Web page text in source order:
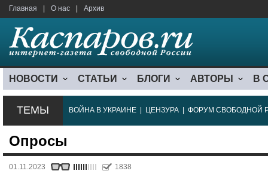
Главная О нас Архив
НОВОСТИ СТАТЬИ БЛОГИ АВТОРЫ В
ТЕМЫ ВОЙНА В УКРАИНЕ ЦЕНЗУРА ФОРУМ СВОБОДНОЙ
Опросы
01.11.2023 1838